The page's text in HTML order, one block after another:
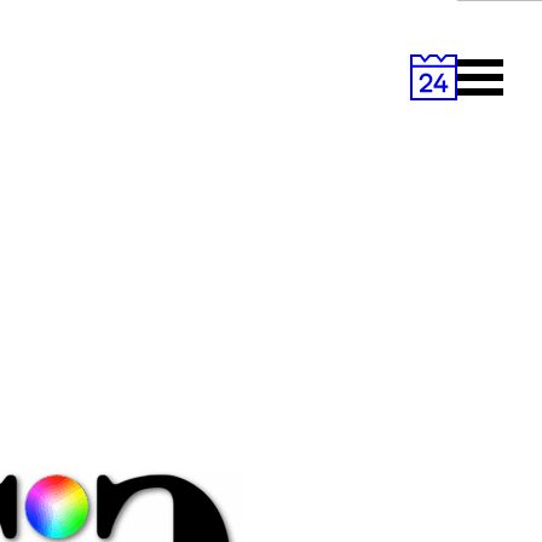
Primary
Menu